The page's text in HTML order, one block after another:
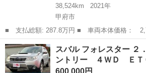
38,524km
2021年
甲府市
■ 支払総額: 287.8万円 ■ 車両本体価格： 2,750,000 円 ■ メーカ
ー名： スバル ■ 車種名： フォレスター ■
ＯＲＴ ＥｙｅＳｉｇｈｔ搭載車 フリップダ
量： 1...
山梨 甲府市
スバル フォレスター
ントリー ４ＷＤ Ｅ
600,000円